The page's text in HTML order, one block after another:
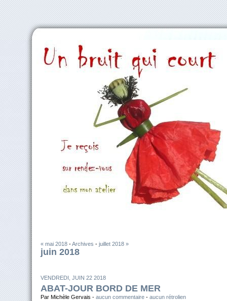
« mai 2018 -Archives - juillet 2018 »
juin 2018
VENDREDI, JUIN 22 2018
ABAT-JOUR BORD DE MER
Par Michèle Gervais - aucun commentaire - aucun rétrolien